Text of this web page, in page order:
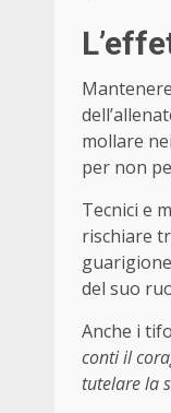
Mantenere
mollare
per non
Tecnici e
rischiare
del suo
Anche i
conti il
tutelare la